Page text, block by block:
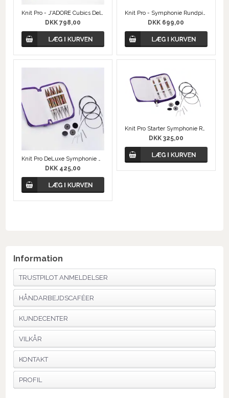
Knit Pro - J'ADORE Cubics Deluxe Sæt
DKK 798,00
Knit Pro - Symphonie Rundpindesæt
DKK 699,00
DKK 425,00
DKK 325,00
Information
TRUSTPILOT ANMELDELSER
HÅNDARBEJDSCAFÉER
KUNDECENTER
VILKÅR
KONTAKT
PROFIL